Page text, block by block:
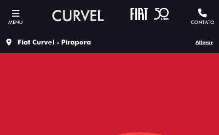
MENU CONTATO
Fiat Curvel - Pirapora Alterar